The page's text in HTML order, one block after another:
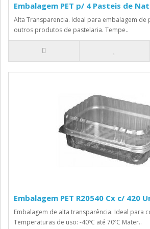
Embalagem PET p/ 4 Pasteis de
Alta Transparencia. Ideal para embalagem de
outros produtos de pastelaria. Tempe..
Embalagem PET R20540 Cx c/ 420
Embalagem de alta transparência. Ideal para
Temperaturas de uso: -40ºC até 70ºC Mater..